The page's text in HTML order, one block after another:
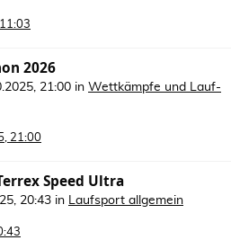
2026
21:00 in Wettkämpfe und Lauf-
21:00
Speed Ultra
20:43 in Laufsport allgemein